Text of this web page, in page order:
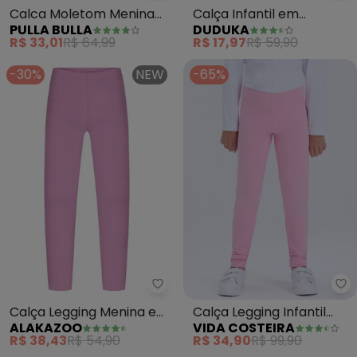
Calca Moletom Menina
(Rosa)
PULLA BULLA
R$ 33,01R$ 64,99
Calça Infantil em
Moletom com Bolso Falso
(Rosa )
DUDUKA
R$ 17,97R$ 59,90
-30%
NEW
Alakazoo - Calça Legging
Calça Legging Menina em
Malha Cotton (Rosa)
ALAKAZOO
R$ 38,43R$ 54,90
-65%
Calça Legging Infantil
Térmica Avulsa (Rosa)
VIDA COSTEIRA
R$ 34,90R$ 99,90